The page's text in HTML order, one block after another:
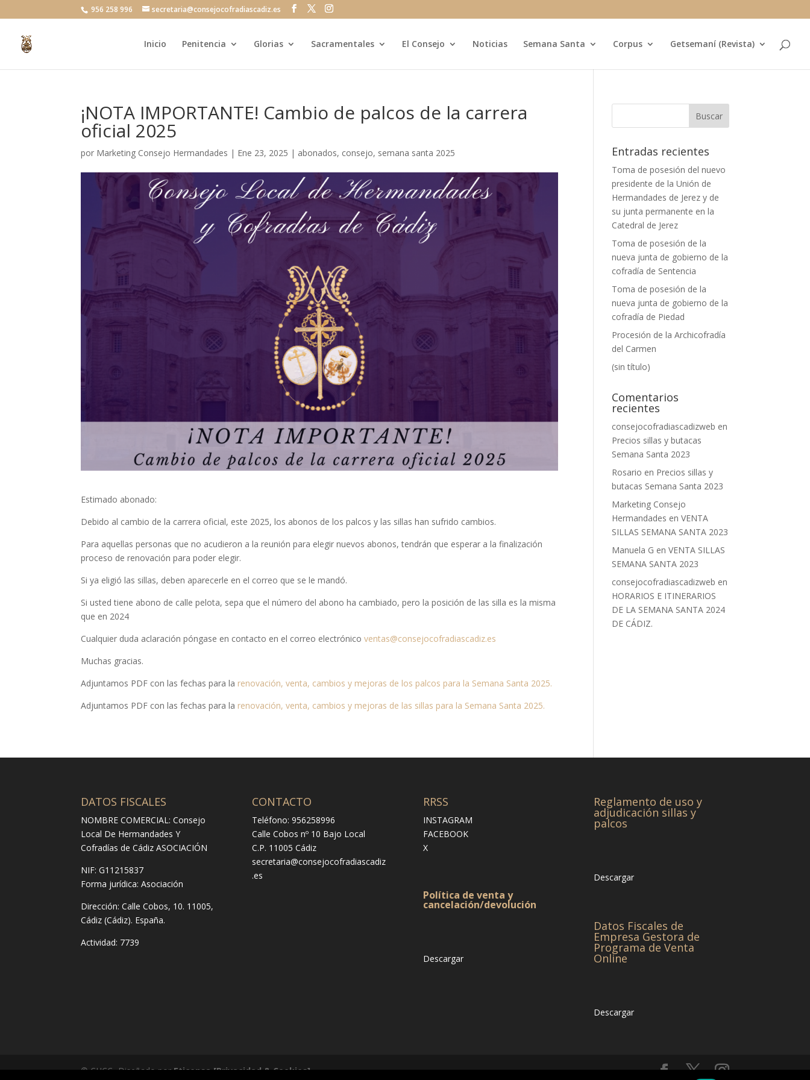
956 258 996 secretaria@consejocofradiascadiz.es
Inicio Penitencia Glorias Sacramentales El Consejo Noticias Semana Santa Corpus Getsemaní (Revista)
¡NOTA IMPORTANTE! Cambio de palcos de la carrera
oficial 2025
por Marketing Consejo Hermandades | Ene 23, 2025 | abonados, consejo, semana santa 2025
Estimado abonado:
Debido al cambio de la carrera oficial, este 2025, los abonos de los palcos y las sillas han sufrido cambios.
Para aquellas personas que no acudieron a la reunión para elegir nuevos abonos, tendrán que esperar a la finalización
proceso de renovación para poder elegir.
Si ya eligió las sillas, deben aparecerle en el correo que se le mandó.
Si usted tiene abono de calle pelota, sepa que el número del abono ha cambiado, pero la posición de las silla es la misma
que en 2024
Cualquier duda aclaración póngase en contacto en el correo electrónicoventas@consejocofradiascadiz.es
Muchas gracias.
Adjuntamos PDF con las fechas para la renovación, venta, cambios y mejoras de los palcos para la Semana Santa 2025.
Adjuntamos PDF con las fechas para la renovación, venta, cambios y mejoras de las sillas para la Semana Santa 2025.
Entradas recientes
Toma de posesión del nuevo
presidente de la Unión de
Hermandades de Jerez y de
su junta permanente en la
Catedral de Jerez
Toma de posesión de la
nueva junta de gobierno de la
cofradía de Sentencia
Toma de posesión de la
nueva junta de gobierno de la
cofradía de Piedad
Procesión de la Archicofradía
del Carmen
(sin título)
Comentarios
recientes
consejocofradiascadizweb en
Precios sillas y butacas
Semana Santa 2023
Rosario en Precios sillas y
butacas Semana Santa 2023
Marketing Consejo
Hermandades enVENTA
SILLAS SEMANA SANTA 2023
Manuela G enVENTA SILLAS
SEMANA SANTA 2023
consejocofradiascadizweb en
HORARIOS E ITINERARIOS
DE LA SEMANA SANTA 2024
DE CÁDIZ.
DATOS FISCALES
NOMBRE COMERCIAL: Consejo
Local De Hermandades Y
Cofradías de Cádiz ASOCIACIÓN
NIF: G11215837
Forma jurídica:Asociación
Dirección:Calle Cobos, 10. 11005,
Cádiz (Cádiz). España.
Actividad: 7739
CONTACTO
Teléfono: 956258996
Calle Cobos nº 10 Bajo Local
C.P. 11005 Cádiz
secretaria@consejocofradiascadiz
.es
RRSS
INSTAGRAM
FACEBOOK
X
Política de venta y
cancelación/devolución
Descargar
Reglamento de uso y
adjudicación sillas y
palcos
Descargar
Datos Fiscales de
Empresa Gestora de
Programa de Venta
Online
Descargar
© CHCC -Diseñado por Eticonsa [Privacidad & Cookies]